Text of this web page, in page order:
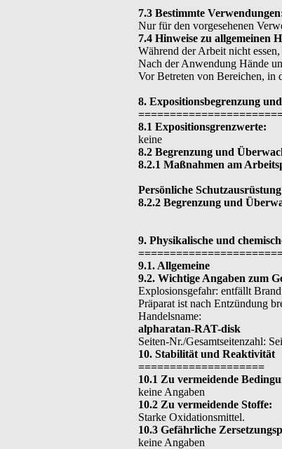
7.3 Bestimmte
Nur für den vorgesehenen
7.4 Hinweise zu allgemeinen
Während der Arbeit nicht
Nach der Anwendung Hände
Vor Betreten von Bereichen, in
8. Expositionsbegrenzung
8.1 Expositionsgrenzwerte:
keine
8.2 Begrenzung und
8.2.1 Maßnahmen am
Persönliche
8.2.2 Begrenzung und
9. Physikalische und
9.1. Allgemeine
9.2. Wichtige Angaben zum
Explosionsgefahr: entfällt
Präparat ist nach Entzündung
Handelsname:
alpharatan-RAT-disk
Seiten-Nr./Gesamtseitenzahl:
10. Stabilität und Reaktivität
====================
10.1 Zu vermeidende
keine Angaben
10.2 Zu vermeidende Stoffe:
Starke Oxidationsmittel.
10.3 Gefährliche
keine Angaben